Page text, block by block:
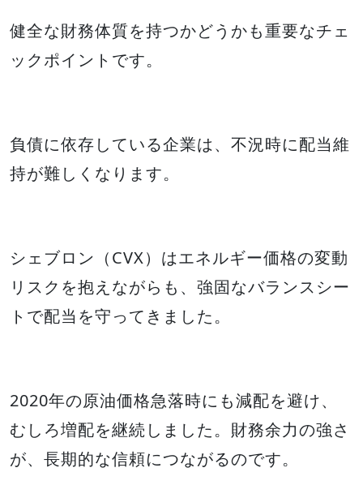
健全な財務体質を持つかどうかも重要なチェ
ックポイントです。
負債に依存している企業は、不況時に配当維
持が難しくなります。
シェブロン（CVX）はエネルギー価格の変動
リスクを抱えながらも、強固なバランスシー
トで配当を守ってきました。
2020年の原油価格急落時にも減配を避け、
むしろ増配を継続しました。財務余力の強さ
が、長期的な信頼につながるのです。